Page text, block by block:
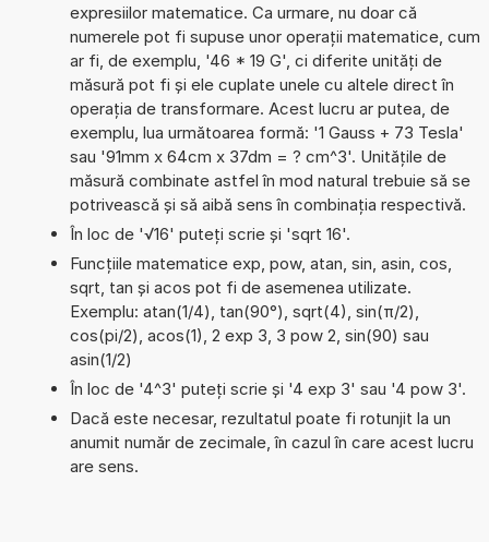
expresiilor matematice. Ca urmare, nu doar că
numerele pot fi supuse unor operații matematice, cum
ar fi, de exemplu, '46 * 19 G', ci diferite unități de
măsură pot fi și ele cuplate unele cu altele direct în
operația de transformare. Acest lucru ar putea, de
exemplu, lua următoarea formă: '1 Gauss + 73 Tesla'
sau '91mm x 64cm x 37dm = ? cm^3'. Unitățile de
măsură combinate astfel în mod natural trebuie să se
potrivească și să aibă sens în combinația respectivă.
În loc de '√16' puteți scrie și 'sqrt 16'.
Funcțiile matematice exp, pow, atan, sin, asin, cos,
sqrt, tan și acos pot fi de asemenea utilizate.
Exemplu: atan(1/4), tan(90°), sqrt(4), sin(π/2),
cos(pi/2), acos(1), 2 exp 3, 3 pow 2, sin(90) sau
asin(1/2)
În loc de '4^3' puteți scrie și '4 exp 3' sau '4 pow 3'.
Dacă este necesar, rezultatul poate fi rotunjit la un
anumit număr de zecimale, în cazul în care acest lucru
are sens.